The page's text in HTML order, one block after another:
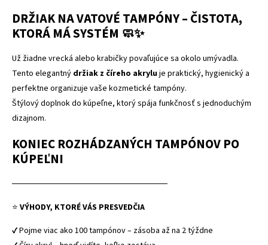
DRŽIAK NA VATOVÉ TAMPÓNY – ČISTOTA,
KTORÁ MÁ SYSTÉM 🧼✨
Už žiadne vrecká alebo krabičky povaľujúce sa okolo umývadla.
Tento elegantný držiak z číreho akryluje praktický, hygienický a
perfektne organizuje vaše kozmetické tampóny.
Štýlový doplnok do kúpeľne, ktorý spája funkčnosť s jednoduchým
dizajnom.
KONIEC ROZHÁDZANÝCH TAMPÓNOV PO
KÚPEĽNI
──────────────────────────
⭐ VÝHODY, KTORÉ VÁS PRESVEDČIA
✔ Pojme viac ako 100 tampónov – zásoba až na 2 týždne